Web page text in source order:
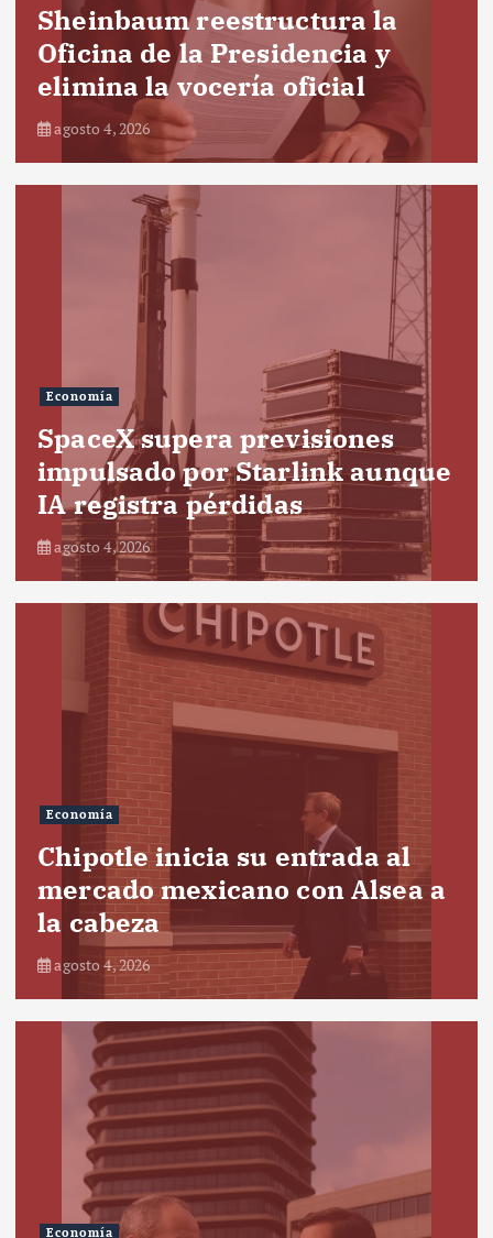
Sheinbaum reestructura la
Oficina de la Presidencia y
elimina la vocería oficial
agosto 4, 2026
Economía
SpaceX supera previsiones
impulsado por Starlink aunque
IA registra pérdidas
agosto 4, 2026
Economía
Chipotle inicia su entrada al
mercado mexicano con Alsea a
la cabeza
agosto 4, 2026
Economía